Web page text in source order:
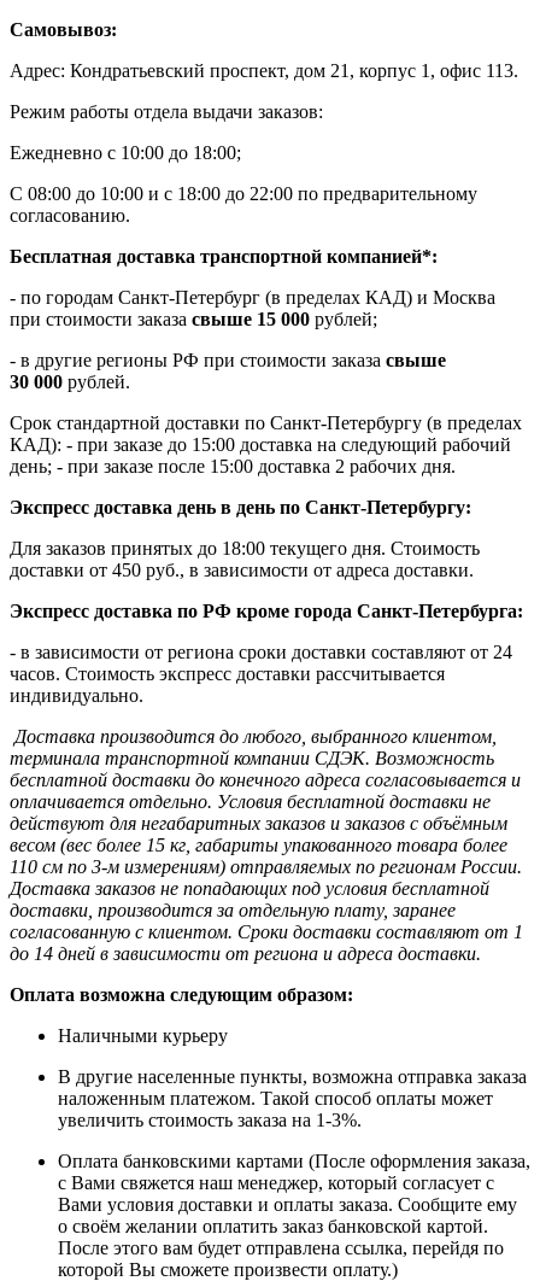
Самовывоз:
Адрес: Кондратьевский проспект, дом 21, корпус 1, офис 113.
Режим работы отдела выдачи заказов:
Ежедневно с 10:00 до 18:00;
С 08:00 до 10:00 и с 18:00 до 22:00 по предварительному
согласованию.
Бесплатная доставка транспортной компанией*:
- по городам Санкт-Петербург (в пределах КАД) и Москва
при стоимости заказа свыше 15 000 рублей;
- в другие регионы РФ при стоимости заказа свыше
30 000 рублей.
Срок стандартной доставки по Санкт-Петербургу (в пределах
КАД): - при заказе до 15:00 доставка на следующий рабочий
день; - при заказе после 15:00 доставка 2 рабочих дня.
Экспресс доставка день в день по Санкт-Петербургу:
Для заказов принятых до 18:00 текущего дня. Стоимость
доставки от 450 руб., в зависимости от адреса доставки.
Экспресс доставка по РФ кроме города Санкт-Петербурга:
- в зависимости от региона сроки доставки составляют от 24
часов. Стоимость экспресс доставки рассчитывается
индивидуально.
Доставка производится до любого, выбранного клиентом,
терминала транспортной компании СДЭК. Возможность
бесплатной доставки до конечного адреса согласовывается и
оплачивается отдельно. Условия бесплатной доставки не
действуют для негабаритных заказов и заказов с объёмным
весом (вес более 15 кг, габариты упакованного товара более
110 см по 3-м измерениям) отправляемых по регионам России.
Доставка заказов не попадающих под условия бесплатной
доставки, производится за отдельную плату, заранее
согласованную с клиентом. Сроки доставки составляют от 1
до 14 дней в зависимости от региона и адреса доставки.
Оплата возможна следующим образом:
Наличными курьеру
В другие населенные пункты, возможна отправка заказа
наложенным платежом. Такой способ оплаты может
увеличить стоимость заказа на 1-3%.
Оплата банковскими картами (После оформления заказа,
с Вами свяжется наш менеджер, который согласует с
Вами условия доставки и оплаты заказа. Сообщите ему
о своём желании оплатить заказ банковской картой.
После этого вам будет отправлена ссылка, перейдя по
которой Вы сможете произвести оплату.)